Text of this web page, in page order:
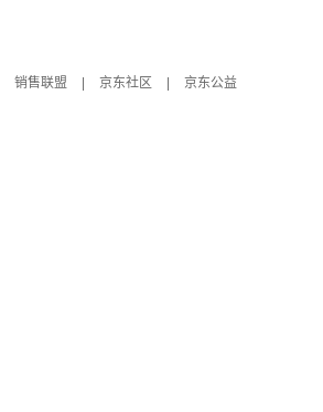
销售联盟 京东社区
京东公益